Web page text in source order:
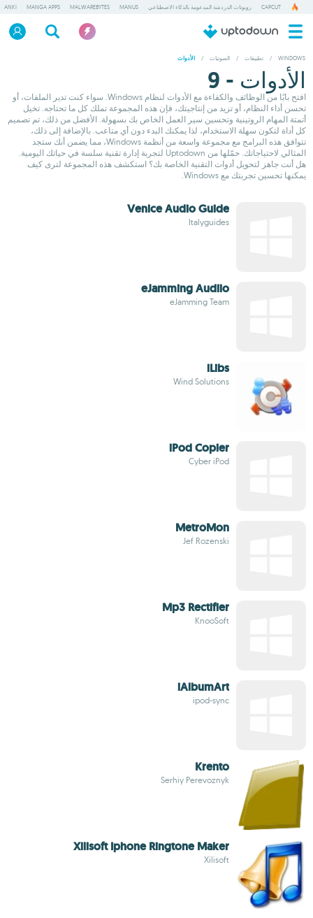
CAPCUT روبوتات الدردشة المدعومة بالذكاء الاصطناعي MANUS
MALWAREBYTES
MANGA APPS
ANKI
WINDOWS
/ تطبيقات / الصوتيات / الأدوات
الأدوات - 9
افتح بابًا من الوظائف والكفاءة مع الأدوات لنظام Windows. سواء كنت تدير الملفات، أو
تحسن أداء النظام، أو تزيد من إنتاجيتك، فإن هذه المجموعة تملك كل ما تحتاجه. تخيل
أتمتة المهام الروتينية وتحسين سير العمل الخاص بك بسهولة. الأفضل من ذلك، تم تصميم
كل أداة لتكون سهلة الاستخدام، لذا يمكنك البدء دون أي متاعب. بالإضافة إلى ذلك،
تتوافق هذه البرامج مع مجموعة واسعة من أنظمة Windows، مما يضمن أنك ستجد
المثالي لاحتياجاتك. حمّلها من Uptodown لتجربة إدارة تقنية سلسة في حياتك اليومية.
هل أنت جاهز لتحويل أدوات التقنية الخاصة بك؟ استكشف هذه المجموعة لترى كيف
يمكنها تحسين تجربتك مع Windows.
Venice Audio Guide
Italyguides
eJamming Audiio
eJamming Team
iLibs
Wind Solutions
iPod Copier
Cyber iPod
MetroMon
Jef Rozenski
Mp3 Rectifier
KnooSoft
iAlbumArt
ipod-sync
Krento
Serhiy Perevoznyk
Xilisoft Iphone Ringtone Maker
Xilisoft